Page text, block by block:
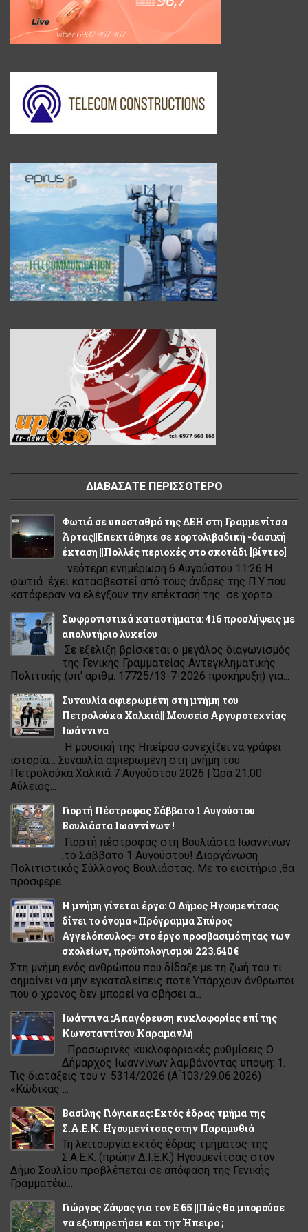
ΔΙΑΒΑΣΑΤΕ ΠΕΡΙΣΣΟΤΕΡΟ
Φωτιά σε υποσταθμό της ΔΕΗ στη Γραμμενίτσα
Άρτας||Επεκτάθηκε σε χορτολιβαδική -δασική
έκταση ||Πολλές περιοχές στο σκοτάδι [βίντεο]
νεότερη ενημέρωση 6 Αυγούστου 11:26 Η
φωτιά έχει κατασβεστεί από τους άνδρες της Π.Υ που
κατάφεραν να ελέγξουν την επέκτασή της σε χορτο...
Σωφρονιστικά καταστήματα: 416 προσλήψεις με
απολυτήριο λυκείου
Σε εξέλιξη βρίσκεται ο μεγάλος διαγωνισμός
της Γενικής Γραμματείας Αντεγκληματικής
Πολιτικής (υπ' αριθμ. 17725/13-7-2026 προκήρυξη) για...
Συναυλία αφιερωμένη στη μνήμη του
Πετρολούκα Χαλκιά|| Μουσείο Αργυροτεχνίας
Ιωάννινα
Η μουσική της Ηπείρου συνεχίζει να γράφει
ιστορία… Συναυλία αφιερωμένη στη μνήμη του
Πετρολούκα Χαλκιά 7 Αυγούστου 2026 | Ώρα 21:00
Αύλειος...
Γιορτή Πέστροφας Σάββατο 1 Αυγούστου
Βουλιάστα Ιωαννίνων !
Γιορτή πέστροφας στη Βουλιάστα Ιωαννίνων
,το Σάββατο 1 Αυγούστου! Διοργάνωση
Πολιτιστικός Σύλλογος Βουλιάστας. Με το εισιτήριο ,θα
προσφέρε...
Η μνήμη γίνεται έργο: Ο Δήμος Ηγουμενίτσας
δίνει το όνομα «Πρόγραμμα Σπύρος
Αγγελόπουλος» στο έργο προσβασιμότητας των
σχολείων, προϋπολογισμού 223.640€
Στη μνήμη ενός ανθρώπου που δίδαξε με τη ζωή του τι
σημαίνει να μην εγκαταλείπεις ποτέ Υπάρχουν άνθρωποι
που ο χρόνος δεν μπορεί να σβήσει α...
Ιωάννινα :Απαγόρευση κυκλοφορίας επί της
Κωνσταντίνου Καραμανλή
Προσωρινές κυκλοφοριακές ρυθμίσεις Ο
Δήμαρχος Ιωαννίνων λαμβάνοντας υπόψη: 1.
Τις διατάξεις του ν. 5314/2026 (Α ́103/29.06.2026)
«Κώδικας ...
Βασίλης Γιόγιακας: Εκτός έδρας τμήμα της
Σ.Α.Ε.Κ. Ηγουμενίτσας στην Παραμυθιά
Τη λειτουργία εκτός έδρας τμήματος της
Σ.Α.Ε.Κ. (πρώην Δ.Ι.Ε.Κ.) Ηγουμενίτσας στον
Δήμο Σουλίου προβλέπεται σε απόφαση της Γενικής
Γραμματέω...
Γιώργος Ζάψας για τον Ε 65 ||Πώς θα μπορούσε
να εξυπηρετήσει και την Ήπειρο ;